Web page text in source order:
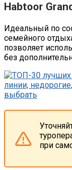
Habtoor
Идеальный по
семейного
позволяет
без
при